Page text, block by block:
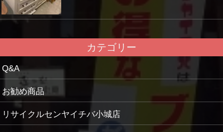
カテゴリー
Q&A
お勧め商品
リサイクルセンヤイチバ小城店